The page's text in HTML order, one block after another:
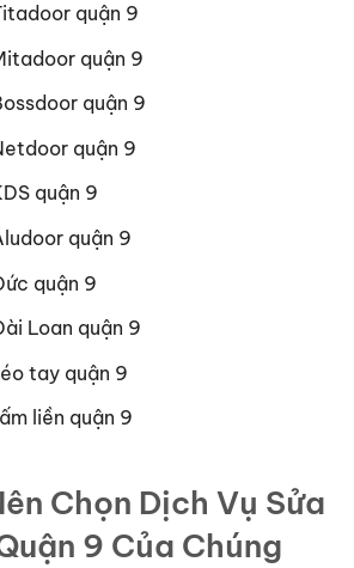
quận 9
quận 9
quận 9
quận 9
quận 9
quận 9
quận 9
Loan quận 9
tay quận 9
liền quận 9
Chọn Dịch Vụ Sửa
9 Của Chúng